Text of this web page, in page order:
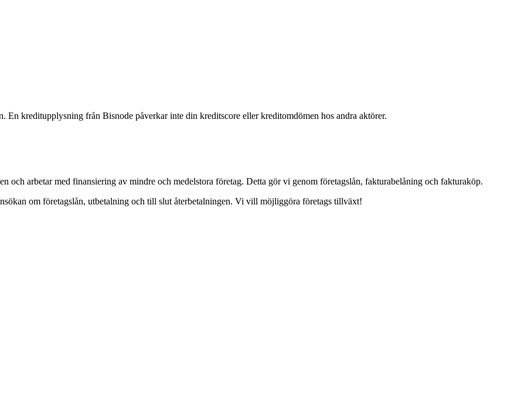
En kreditupplysning från Bisnode påverkar inte din kreditscore eller kreditomdömen hos andra aktörer.
och arbetar med finansiering av mindre och medelstora företag. Detta gör vi genom företagslån, fakturabelåning och fakturaköp.
om företagslån, utbetalning och till slut återbetalningen. Vi vill möjliggöra företags tillväxt!